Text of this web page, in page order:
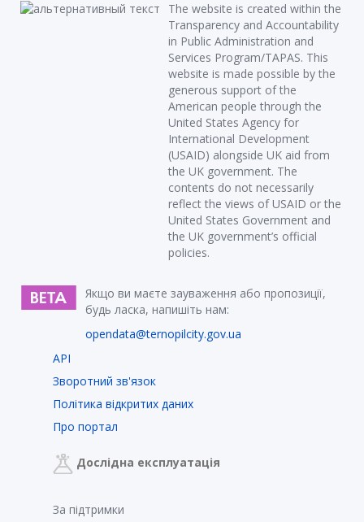
The website is created within the
Transparency and Accountability
in Public Administration and
Services Program/TAPAS. This
website is made possible by the
generous support of the
American people through the
United States Agency for
International Development
(USAID) alongside UK aid from
the UK government. The
contents do not necessarily
reflect the views of USAID or the
United States Government and
the UK government’s official
policies.
Якщо ви маєте зауваження або пропозиції,
будь ласка, напишіть нам:
opendata@ternopilcity.gov.ua
API
Зворотний зв'язок
Політика відкритих даних
Про портал
Дослідна експлуатація
За підтримки